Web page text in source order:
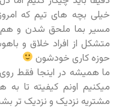
خیلی بچه های تیم که
مسیر بما ملحق شدن و
متشکل از افراد خلاق و
حوزه کاری خودشون
ما همیشه در اینجا فقط
میکنیم اونم کیفیته تا
مشتریه نزدیک و نزدیک تر